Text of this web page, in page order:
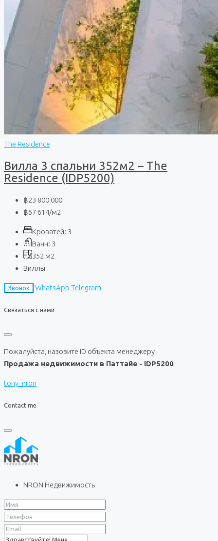
The Residence
Вилла 3 спальни 352м2 – The
Residence (IDP5200)
฿23 800 000
฿67 614/м2
Кроватей: 3
Ванн: 3
352 м2
Виллы
Звонок WhatsApp Telegram
Связаться с нами
Пожалуйста, назовите ID объекта менеджеру
Продажа недвижимости в Паттайе - IDP5200
tony_nron
Contact me
NRON Недвижимость